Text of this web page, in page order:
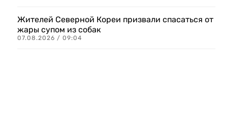
Жителей Северной Кореи призвали спасаться от
жары супом из собак
07.08.2026 / 09:04